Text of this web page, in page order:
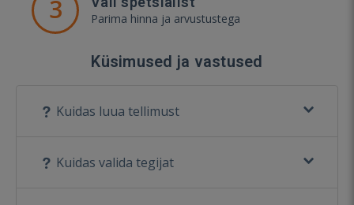
3 Parima hinna ja arvustustega
Küsimused ja vastused
Kuidas luua tellimust
Kuidas valida tegijat